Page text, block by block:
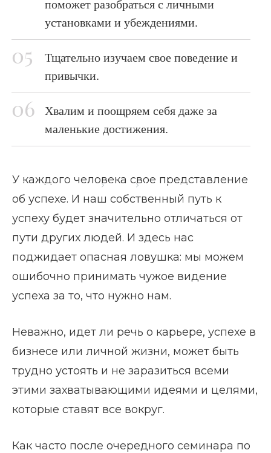
Главная страница Блог Как стать успешным
поможет разобраться с личными
установками и убеждениями.
Тщательно изучаем свое поведение и
привычки.
Хвалим и поощряем себя даже за
маленькие достижения.
У каждого человека свое представление
об успехе. И наш собственный путь к
успеху будет значительно отличаться от
пути других людей. И здесь нас
поджидает опасная ловушка: мы можем
ошибочно принимать чужое видение
успеха за то, что нужно нам.
Неважно, идет ли речь о карьере, успехе в
бизнесе или личной жизни, может быть
трудно устоять и не заразиться всеми
этими захватывающими идеями и целями,
которые ставят все вокруг.
Как часто после очередного семинара по